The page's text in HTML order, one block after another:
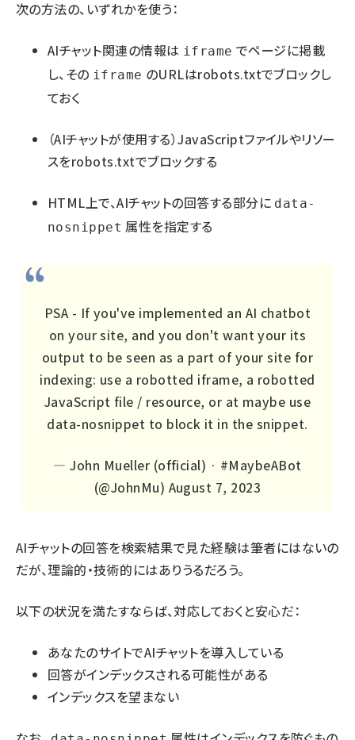
次の方法の、いずれかを使う：
AIチャット関連の情報は iframe でページに掲載
し、その iframe のURLはrobots.txtでブロックし
ておく
（AIチャットが使用する）JavaScriptファイルやリソー
スをrobots.txtでブロックする
HTML上で、AIチャットの回答する部分に data-
nosnippet 属性を指定する
PSA - If you've implemented an AI chatbot
on your site, and you don't want your its
output to be seen as a part of your site for
indexing: use a robotted iframe, a robotted
JavaScript file / resource, or at maybe use
data-nosnippet to block it in the snippet.
— John Mueller (official) · #MaybeABot
(@JohnMu) August 7, 2023
AIチャットの回答を検索結果で見た経験は筆者にはないの
だが、理論的・技術的にはありうるだろう。
以下の状況を満たすならば、対応しておくと安心だ：
あなたのサイトでAIチャットを導入している
回答がインデックスされる可能性がある
インデックスを望まない